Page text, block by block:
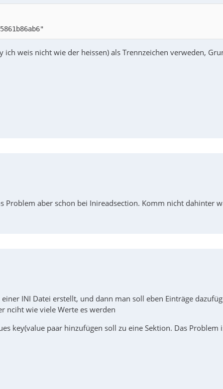
weis nicht wie der heissen) als Trennzeichen verweden,
Problem aber schon bei Inireadsection. Komm nicht dahinter
INI Datei erstellt, und dann man soll eben Einträge
nciht wie viele Werte es werden
key(value paar hinzufügen soll zu eine Sektion. Das Problem